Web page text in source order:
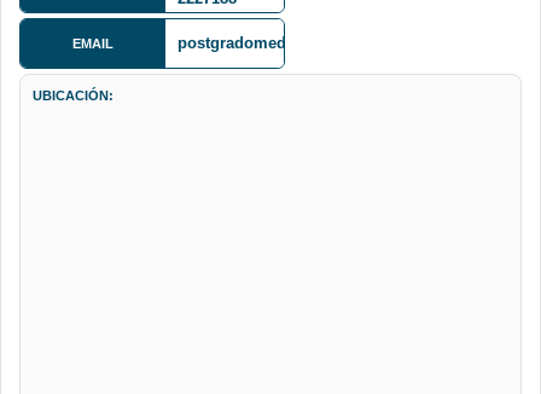
Tórax)
EMAIL postgradomedicinaumsa@yahoo.com
UBICACIÓN: